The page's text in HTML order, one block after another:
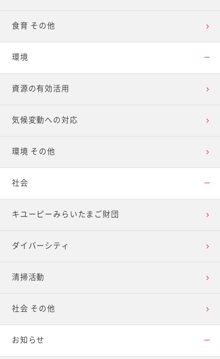
食育 その他
環境
資源の有効活用
気候変動への対応
環境 その他
社会
キユーピーみらいたまご財団
ダイバーシティ
清掃活動
社会 その他
お知らせ